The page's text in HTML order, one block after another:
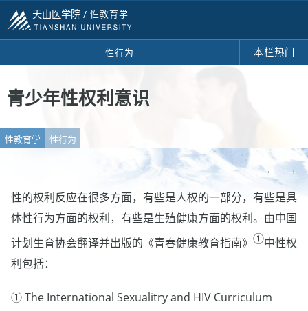
天山医学院 / 性教育学
性行为 本栏热门
青少年性权利意识
性教育学 性行为
←
→
性的权利反应在很多方面，有些是人权的一部分，有些是具
体性行为方面的权利，有些是生殖健康方面的权利。由中国
计划生育协会翻译并出版的《青春健康教育指南》 ①中性权
利包括：
① The International Sexualitry and HIV Curriculum